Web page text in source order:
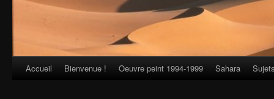
SkipAccueil Bienvenue ! Oeuvre peint 1994-1999 Sahara